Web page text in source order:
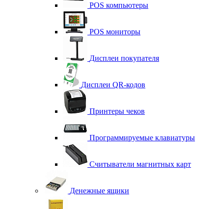
POS компьютеры
POS мониторы
Дисплеи покупателя
Дисплеи QR-кодов
Принтеры чеков
Программируемые клавиатуры
Считыватели магнитных карт
Денежные ящики